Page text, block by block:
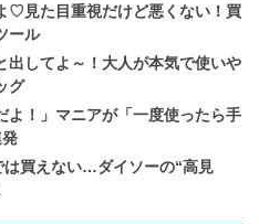
♡見た目重視だけど悪くない！買
ール
出してよ～！大人が本気で使いや
グ
よ！」マニアが「一度使ったら手
は買えない…ダイソーの“高見